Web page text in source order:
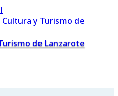
de Lanzarote